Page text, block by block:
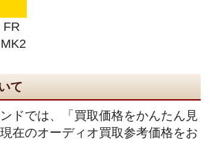
FR
て
ドでは、「買取価格をかんたん見
在のオーディオ買取参考価格をお